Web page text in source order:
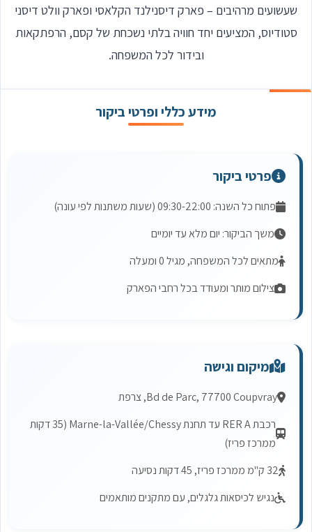
שעשועים מרהיבים – פארק דיסנילנד הקלאסי ופארק וולט דיסני
סטודיוס, המציעים יחד חוויה בלתי נשכחת של קסם, הרפתקאות
ובידור לכל המשפחה.
מידע כללי ופרטי ביקור
פרטי ביקור
פתוח כל השנה: 09:30-22:00 (שעות משתנות לפי עונה)
משך הביקור: יום מלא עד יומיים
מתאים לכל המשפחה, מגיל 0 ומעלה
צילום מותר ומעודד בכל רחבי הפארק
מיקום וגישה
Bd de Parc, 77700 Coupvray, צרפת
רכבת RER A עד תחנת Marne-la-Vallée/Chessy (35 דקות
ממרכז פריז)
32 ק"מ ממרכז פריז, 45 דקות נסיעה
נגיש לכיסאות גלגלים, עם מתקנים מותאמים